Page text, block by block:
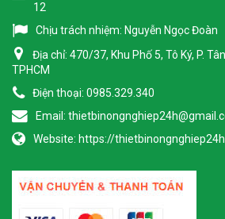
12
Chịu trách nhiệm: Nguyễn Ngọc Đoàn
Địa chỉ: 470/37, Khu Phố 5, Tô Ký, P.
TPHCM
Điện thoại: 0985.329.340
Email:
Website: https://